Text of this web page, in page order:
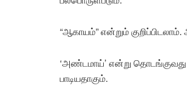
“ஆகாயம்” என்றும்
‘அண்டமாய்’ என்று
பாடியதாகும்.